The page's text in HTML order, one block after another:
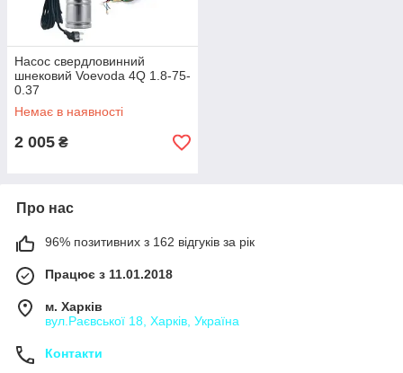
Насос свердловинний
шнековий Voevoda 4Q 1.8-75-
0.37
Немає в наявності
2 005 ₴
Про нас
96% позитивних з 162 відгуків за рік
Працює з 11.01.2018
м. Харків
вул.Раєвської 18, Харків, Україна
Контакти